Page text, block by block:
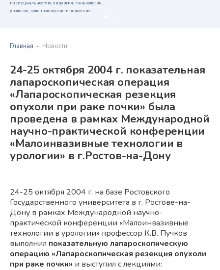
по специальностям: хирургия, гинекология,
урология, колопроктология и онкология
Главная Новости
24-25 октября 2004 г. показательная
лапароскопическая операция
«Лапароскопическая резекция
опухоли при раке почки» была
проведена в рамках Международной
научно-практической конференции
«Малоинвазивные технологии в
урологии» в г.Ростов-на-Дону
24-25 октября 2004 г. на базе Ростовского
Государственного университета в г. Ростове-на-
Дону в рамках Международной научно-
практической конференции «Малоинвазивные
технологии в урологии» профессор К.В. Пучков
выполнил показательную лапароскопическую
операцию «Лапароскопическая резекция опухоли
при раке почки» и выступил с лекциями: